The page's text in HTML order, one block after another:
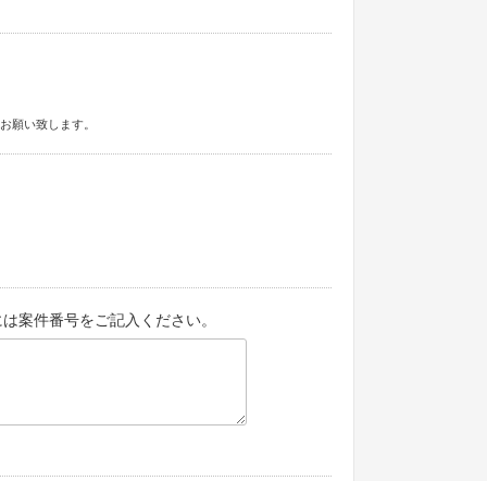
願い致します。
案件番号をご記入ください。